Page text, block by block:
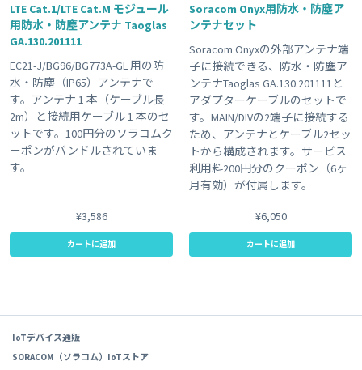
LTE Cat.1/LTE Cat.M モジュール
用防水・防塵アンテナ Taoglas
GA.130.201111
EC21-J/BG96/BG773A-GL 用の防
水・防塵（IP65）アンテナで
す。アンテナ 1 本（ケーブル長
2m）と接続用ケーブル 1 本のセ
ットです。100円分のソラコムク
ーポンがバンドルされていま
す。
¥3,586
カートに追加
Soracom Onyx用防水・防塵ア
ンテナセット
Soracom Onyxの外部アンテナ端
子に接続できる、防水・防塵ア
ンテナTaoglas GA.130.201111と
アダプターケーブルのセットで
す。MAIN/DIVの2端子に接続する
ため、アンテナとケーブル2セッ
トから構成されます。サービス
利用料200円分のクーポン（6ヶ
月有効）が付属します。
¥6,050
カートに追加
IoTデバイス通販
SORACOM（ソラコム）IoTストア